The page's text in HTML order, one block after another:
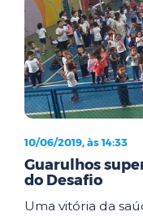
10/06/2019, às 14:33
Guarulhos
do Desafio
Uma vitória da